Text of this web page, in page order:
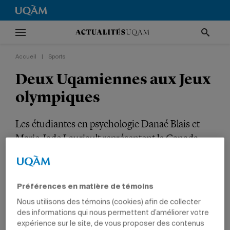
Accueil Sports
Deux Uqamiennes aux Jeux
olympiques
Les étudiantes en psychologie Danaé Blais et
Marie-Jade Lauriault représentent le Canada
aux Jeux de Milan-Cortina.
Préférences en matière de témoins
Nous utilisons des témoins (cookies) afin de collecter
des informations qui nous permettent d’améliorer votre
expérience sur le site, de vous proposer des contenus